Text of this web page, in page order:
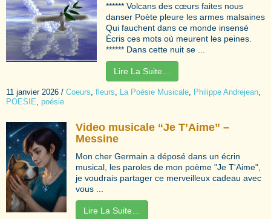
****** Volcans des cœurs faites nous
danser Poète pleure les armes malsaines
Qui fauchent dans ce monde insensé
Écris ces mots où meurent les peines.
****** Dans cette nuit se ...
Lire La Suite…
11 janvier 2026 / Coeurs fleurs La Poésie Musicale Philippe Andrejean
POESIE poésie
Video musicale “Je T’Aime” –
Messine
Mon cher Germain a déposé dans un écrin
musical, les paroles de mon poème "Je T'Aime",
je voudrais partager ce merveilleux cadeau avec
vous ...
Lire La Suite…